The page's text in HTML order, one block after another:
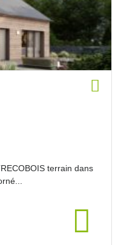
terrain dans